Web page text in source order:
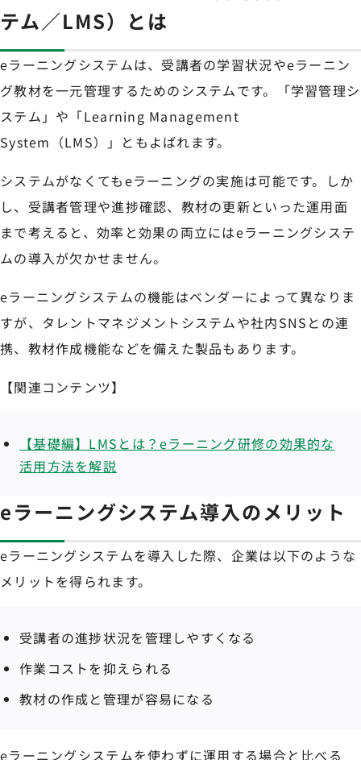
テム／LMS）とは
eラーニングシステムは、受講者の学習状況やeラーニン
グ教材を一元管理するためのシステムです。「学習管理シ
ステム」や「Learning Management
System（LMS）」ともよばれます。
システムがなくてもeラーニングの実施は可能です。しか
し、受講者管理や進捗確認、教材の更新といった運用面
まで考えると、効率と効果の両立にはeラーニングシステ
ムの導入が欠かせません。
eラーニングシステムの機能はベンダーによって異なりま
すが、タレントマネジメントシステムや社内SNSとの連
携、教材作成機能などを備えた製品もあります。
【関連コンテンツ】
【基礎編】LMSとは？eラーニング研修の効果的な
活用方法を解説
eラーニングシステム導入のメリット
eラーニングシステムを導入した際、企業は以下のような
メリットを得られます。
受講者の進捗状況を管理しやすくなる
作業コストを抑えられる
教材の作成と管理が容易になる
eラーニングシステムを使わずに運用する場合と比べる